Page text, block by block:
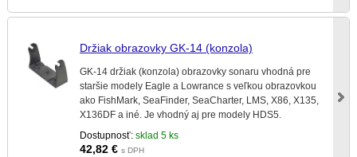
Držiak obrazovky GK-14 (konzola)
GK-14 držiak (konzola) obrazovky sonaru vhodná pre
staršie modely Eagle a Lowrance s veľkou obrazovkou
ako FishMark, SeaFinder, SeaCharter, LMS, X86, X135,
X136DF a iné. Je vhodný aj pre modely HDS5.
Dostupnosť:sklad 5 ks
42,82 € s DPH